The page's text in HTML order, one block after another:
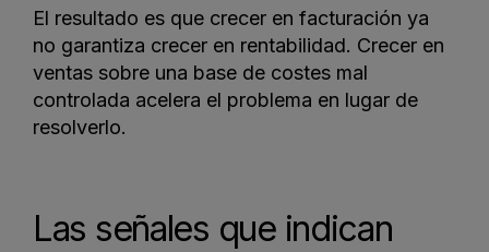
El resultado es que crecer en facturación ya
no garantiza crecer en rentabilidad. Crecer en
ventas sobre una base de costes mal
controlada acelera el problema en lugar de
resolverlo.
Las señales que indican